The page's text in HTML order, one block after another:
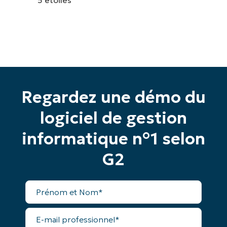
Regardez une démo du
logiciel de gestion
informatique n°1 selon
G2
Prénom
Nom*
E-
mail